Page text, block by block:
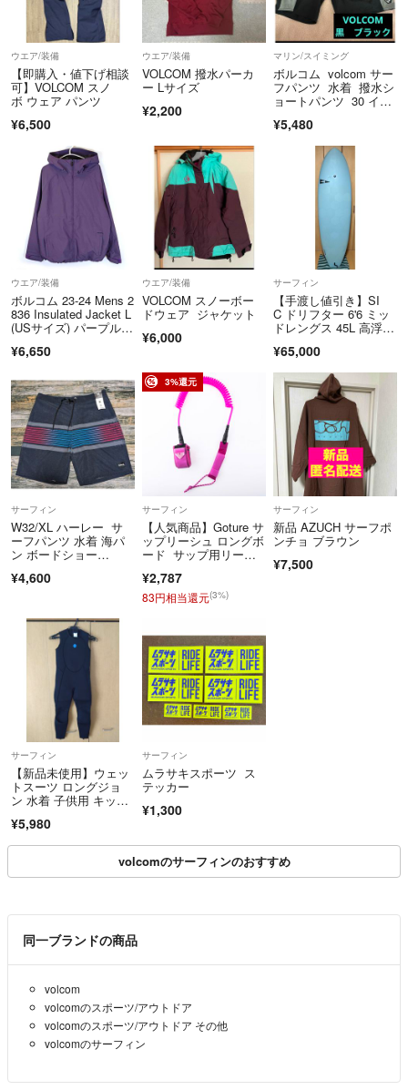
ウエア/装備
【即購入・値下げ相談
可】VOLCOM スノ
ボ ウェア パンツ
¥6,500
ウエア/装備
VOLCOM 撥水パーカ
ー Lサイズ
¥2,200
マリン/スイミング
ボルコム volcom サー
フパンツ 水着 撥水シ
ョートパンツ 30 イン
¥5,480
ウエア/装備
ボルコム 23-24 Mens 2
836 Insulated Jacket L
(USサイズ) パープル G
OM スノーボードジャ
プテック
¥6,650
ウエア/装備
VOLCOM スノーボー
ドウェア ジャケット
¥6,000
サーフィン
【手渡し値引き】SI
C ドリフター 6'6 ミッ
ドレングス 45L 高浮
テック 頑丈 初心者
向 セイノー発送
¥65,000
サーフィン
W32/XL ハーレー サ
ーフパンツ 水着 海パ
ン ボードショー
¥4,600
3%還元
サーフィン
【人気商品】Goture サ
ップリーシュ ロングボ
ード サップ用リーシ
¥2,787
83円相当還元(3%)
サーフィン
新品 AZUCH サーフポ
ンチョ ブラウン
¥7,500
サーフィン
【新品未使用】ウェッ
トスーツ ロングジョ
ン 水着 子供用 キッ
m
¥5,980
サーフィン
ムラサキスポーツ ス
テッカー
¥1,300
volcomのサーフィンのおすすめ
同一ブランドの商品
volcom
volcomのスポーツ/アウトドア
volcomのスポーツ/アウトドア その他
volcomのサーフィン